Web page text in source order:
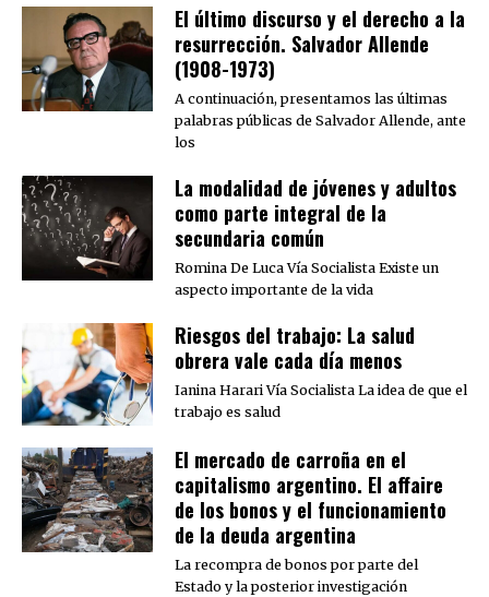
El último discurso y el derecho a la
resurrección. Salvador Allende
(1908-1973)
A continuación, presentamos las últimas
palabras públicas de Salvador Allende, ante
los
La modalidad de jóvenes y adultos
como parte integral de la
secundaria común
Romina De Luca Vía Socialista Existe un
aspecto importante de la vida
Riesgos del trabajo: La salud
obrera vale cada día menos
Ianina Harari Vía Socialista La idea de que el
trabajo es salud
El mercado de carroña en el
capitalismo argentino. El affaire
de los bonos y el funcionamiento
de la deuda argentina
La recompra de bonos por parte del
Estado y la posterior investigación